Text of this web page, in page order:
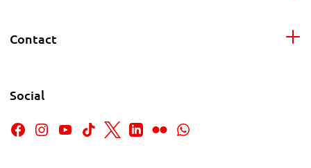
Contact
Social